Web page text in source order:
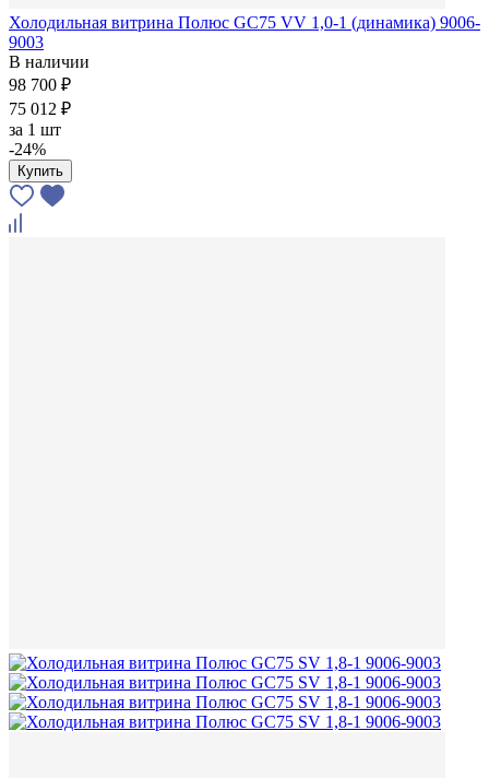
Холодильная витрина Полюс GС75 VV 1,0-1 (динамика) 9006-
9003
В наличии
98 700 ₽
75 012 ₽
за 1 шт
-24%
Купить